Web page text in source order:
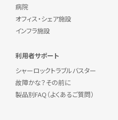
病院
オフィス・シェア施設
インフラ施設
利用者サポート
シャーロックトラブルバスター
故障かな？その前に
製品別FAQ（よくあるご質問）